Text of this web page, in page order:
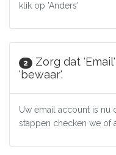
klik op 'Anders'
2
Zorg dat
'bewaar'.
Uw email account is nu
stappen checken we of